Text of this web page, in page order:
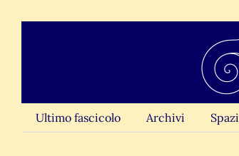
Ultimo fascicolo Archivi